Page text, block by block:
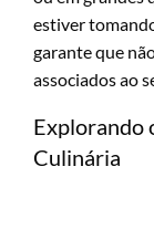
estiver
garante que
associados ao
Explorando
Culinária